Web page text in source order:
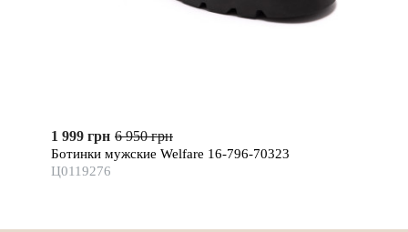
1 999 грн 6 950 грн
Ботинки мужские Welfare 16-796-70323
Ц0119276